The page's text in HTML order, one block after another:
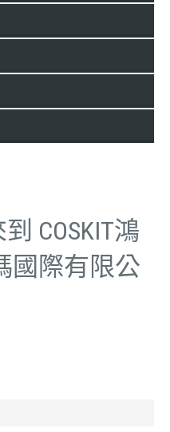
COSKIT鴻
國際有限公